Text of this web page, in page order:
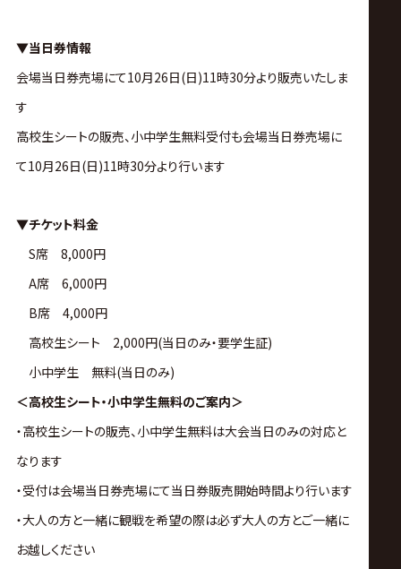
▼当日券情報
会場当日券売場にて10月26日(日)11時30分より販売いたしま
す
高校生シートの販売、小中学生無料受付も会場当日券売場に
て10月26日(日)11時30分より行います
▼チケット料金
S席 8,000円
A席 6,000円
B席 4,000円
高校生シート 2,000円(当日のみ・要学生証)
小中学生 無料(当日のみ)
＜高校生シート・小中学生無料のご案内＞
・高校生シートの販売、小中学生無料は大会当日のみの対応と
なります
・受付は会場当日券売場にて当日券販売開始時間より行います
・大人の方と一緒に観戦を希望の際は必ず大人の方とご一緒に
お越しください